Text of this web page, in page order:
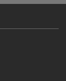
ざいます。あら